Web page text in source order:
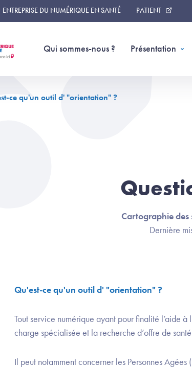
ENTREPRISE DU NUMÉRIQUE EN SANTÉ PATIENT
Qui sommes-nous ? Présentation
ce qu'un outil d' "orientation" ?
Cartographie des
Dernière
Qu'est-ce qu'un outil d' "orientation" ?
Tout service numérique ayant pour finalité l’aide
charge spécialisée et la recherche d’offre de
Il peut notamment concerner les Personnes